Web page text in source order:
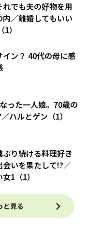
れでも夫の好物を用
／離婚してもいい
）
ン？ 40代の母に感
った一人娘。70歳の
ハルとゲン（1）
ぶり続ける料理好き
いを果たして!?／
1（1）
と見る